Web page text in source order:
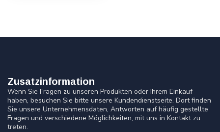
Zusatzinformation
Wenn Sie Fragen zu unseren Produkten oder Ihrem Einkauf
haben, besuchen Sie bitte unsere Kundendienstseite. Dort finden
Sie unsere Unternehmensdaten, Antworten auf häufig gestellte
Fragen und verschiedene Möglichkeiten, mit uns in Kontakt zu
treten.